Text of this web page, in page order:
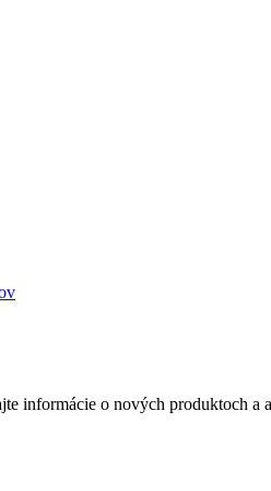
informácie o nových produktoch a